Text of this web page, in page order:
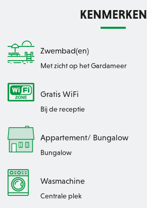
KENMERKEN
Zwembad(en)
Met zicht op het Gardameer
Gratis WiFi
Bij de receptie
Appartement/ Bungalow
Bungalow
Wasmachine
Centrale plek